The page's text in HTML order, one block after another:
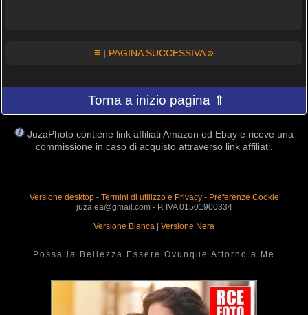
≡ | PAGINA SUCCESSIVA»
Torna a inizio pagina ⇑
JuzaPhoto contiene link affiliati Amazon ed Ebay e riceve una
commissione in caso di acquisto attraverso link affiliati.
Versione desktop- Termini di utilizzo e Privacy- Preferenze Cookie
juza.ea@gmail.com - P. IVA 01501900334
Versione Bianca
Versione Nera
Possa la Bellezza Essere Ovunque Attorno a Me